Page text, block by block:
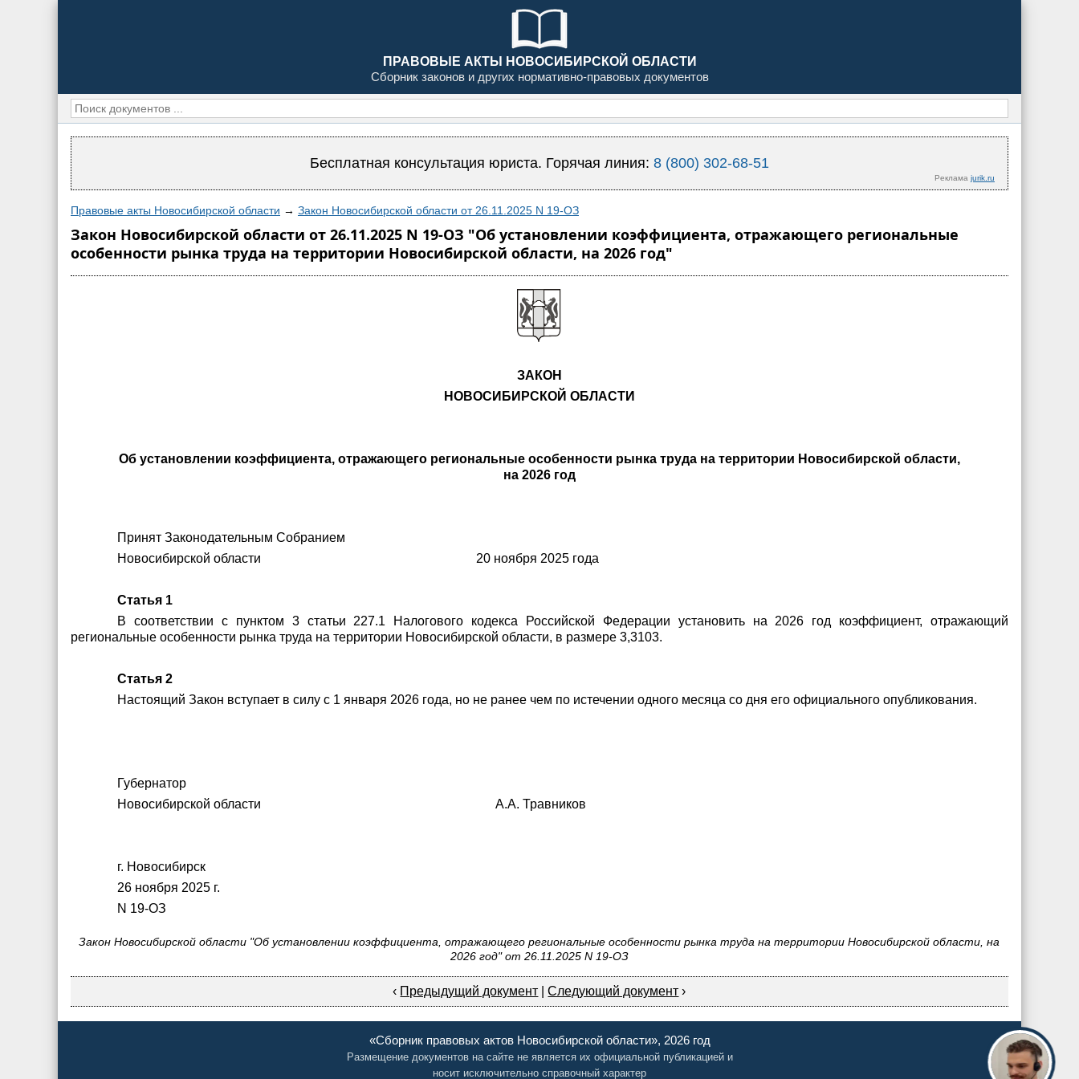
ПРАВОВЫЕ АКТЫ НОВОСИБИРСКОЙ ОБЛАСТИ
Сборник законов и других нормативно-правовых документов
Бесплатная консультация юриста. Горячая линия: 8 (800) 302-68-51
Реклама jurik.ru
Правовые акты Новосибирской области → Закон Новосибирской области от 26.11.2025 N 19-ОЗ
Закон Новосибирской области от 26.11.2025 N 19-ОЗ "Об установлении коэффициента, отражающего региональные
особенности рынка труда на территории Новосибирской области, на 2026 год"
ЗАКОН
НОВОСИБИРСКОЙ ОБЛАСТИ
Об установлении коэффициента, отражающего региональные особенности рынка труда на территории Новосибирской области,
на 2026 год
Принят Законодательным Собранием
Новосибирской области 20 ноября 2025 года
Статья 1
В соответствии с пунктом 3 статьи 227.1 Налогового кодекса Российской Федерации установить на 2026 год коэффициент, отражающий
региональные особенности рынка труда на территории Новосибирской области, в размере 3,3103.
Статья 2
Настоящий Закон вступает в силу с 1 января 2026 года, но не ранее чем по истечении одного месяца со дня его официального опубликования.
Губернатор
Новосибирской области А.А. Травников
г. Новосибирск
26 ноября 2025 г.
N 19-ОЗ
Закон Новосибирской области "Об установлении коэффициента, отражающего региональные особенности рынка труда на территории Новосибирской области, на
2026 год" от 26.11.2025 N 19-ОЗ
‹ Предыдущий документ |Следующий документ ›
«Сборник правовых актов Новосибирской области», 2026 год
Размещение документов на сайте не является их официальной публикацией и
носит исключительно справочный характер